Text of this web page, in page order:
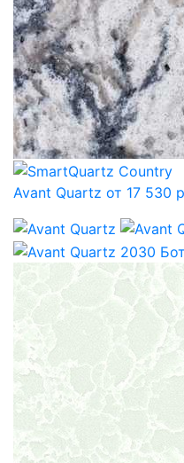
Avant Quartz от 17 530